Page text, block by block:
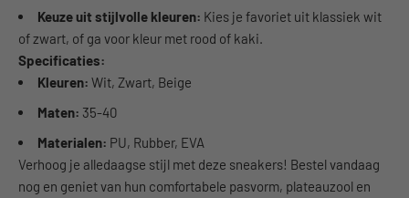
Keuze uit stijlvolle kleuren: Kies je favoriet uit klassiek wit
of zwart, of ga voor kleur met rood of kaki.
Specificaties:
Kleuren: Wit, Zwart, Beige
Maten: 35-40
Materialen: PU, Rubber, EVA
Verhoog je alledaagse stijl met deze sneakers! Bestel vandaag
nog en geniet van hun comfortabele pasvorm, plateauzool en